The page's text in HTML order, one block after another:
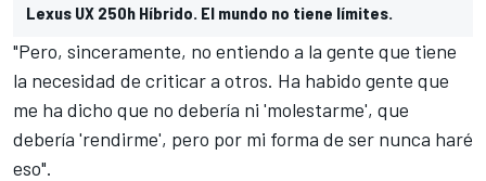
Lexus UX 250h Híbrido. El mundo no tiene límites.
"Pero, sinceramente, no entiendo a la gente que tiene
la necesidad de criticar a otros. Ha habido gente que
me ha dicho que no debería ni 'molestarme', que
debería 'rendirme', pero por mi forma de ser nunca haré
eso".